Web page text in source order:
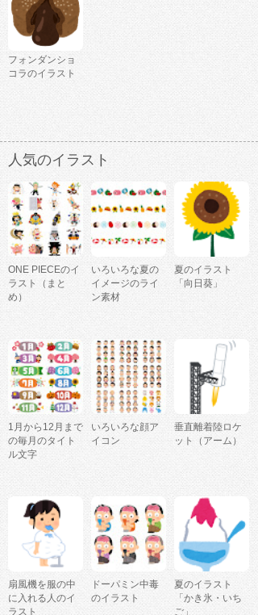
フォンダンショ
コラのイラスト
人気のイラスト
ONE PIECEのイ
ラスト（まと
め）
いろいろな夏の
イメージのライ
ン素材
夏のイラスト
「向日葵」
1月から12月まで
の毎月のタイト
ル文字
いろいろな顔ア
イコン
垂直離着陸ロケ
ット（アーム）
扇風機を服の中
に入れる人のイ
ラスト
ドーパミン中毒
のイラスト
夏のイラスト
「かき氷・いち
ご」